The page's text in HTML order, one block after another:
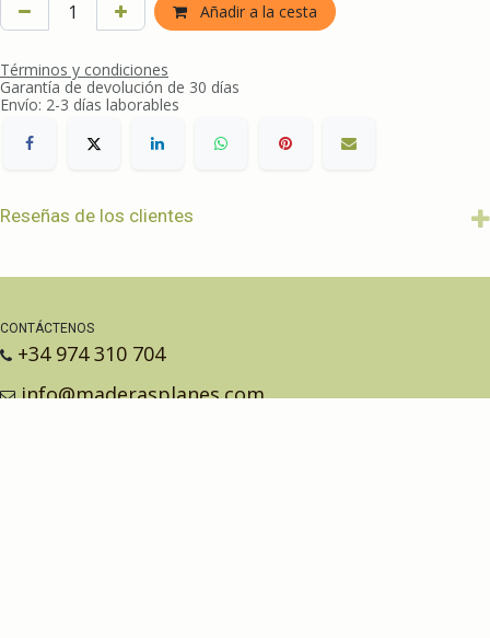
Añadir a la cesta
Términos y condiciones
Garantía de devolución de 30 días
Envío: 2-3 días laborables
Reseñas de los clientes
CONTÁCTENOS
+34 974 310 704
info@maderasplanes.com